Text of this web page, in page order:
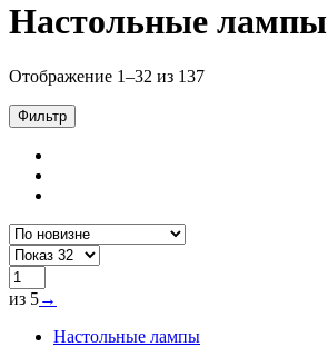
Настольные лампы
Отображение 1–32 из 137
Фильтр
из 5→
Настольные лампы